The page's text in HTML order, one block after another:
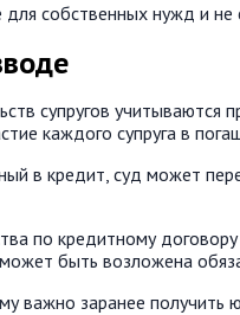
собственных нужд и
супругов
каждого супруга в
в кредит, суд может
по кредитному
быть возложена
важно заранее получить